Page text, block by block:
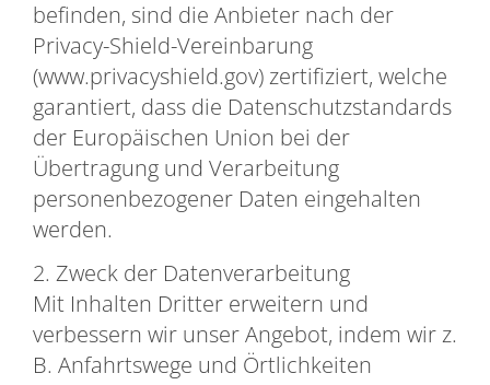
befinden, sind die Anbieter nach der
Privacy-Shield-Vereinbarung
(www.privacyshield.gov) zertifiziert, welche
garantiert, dass die Datenschutzstandards
der Europäischen Union bei der
Übertragung und Verarbeitung
personenbezogener Daten eingehalten
werden.
2. Zweck der Datenverarbeitung
Mit Inhalten Dritter erweitern und
verbessern wir unser Angebot, indem wir z.
B. Anfahrtswege und Örtlichkeiten